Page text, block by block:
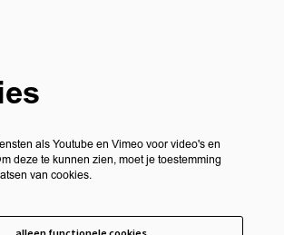
als Youtube en Vimeo voor video's en
deze te kunnen zien, moet je toestemming
van cookies.